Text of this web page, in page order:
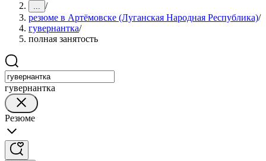
... /
резюме в Артёмовске (Луганская Народная Республика)/
гувернантка/
полная занятость
гувернантка
Резюме